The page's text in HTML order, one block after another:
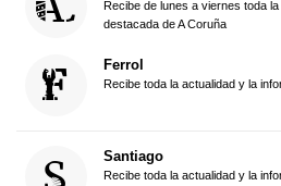
Recibe de lunes a viernes toda
destacada de A Coruña
Ferrol
Recibe toda la actualidad y la
Santiago
Recibe toda la actualidad y la